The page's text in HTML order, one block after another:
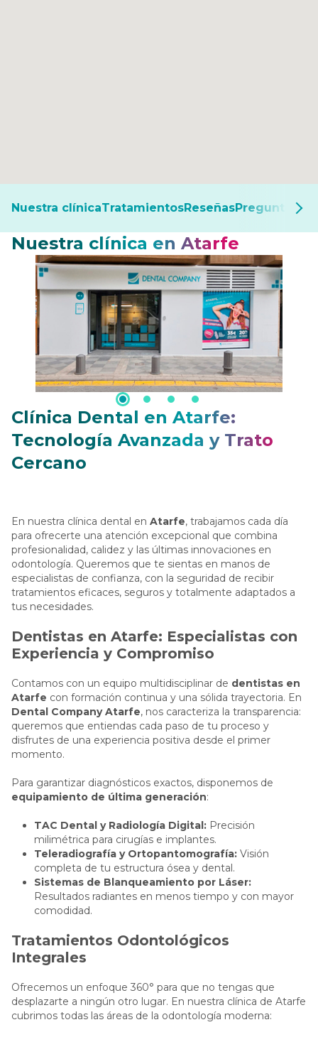
Nuestra clínicaTratamientosReseñasPreguntas
Nuestra clínica en Atarfe
Clínica Dental en Atarfe:
Tecnología Avanzada y Trato
Cercano
En nuestra clínica dental en Atarfe, trabajamos cada día
para ofrecerte una atención excepcional que combina
profesionalidad, calidez y las últimas innovaciones en
odontología. Queremos que te sientas en manos de
especialistas de confianza, con la seguridad de recibir
tratamientos eficaces, seguros y totalmente adaptados a
tus necesidades.
Dentistas en Atarfe: Especialistas con
Experiencia y Compromiso
Contamos con un equipo multidisciplinar de dentistas en
Atarfe con formación continua y una sólida trayectoria. En
Dental Company Atarfe, nos caracteriza la transparencia:
queremos que entiendas cada paso de tu proceso y
disfrutes de una experiencia positiva desde el primer
momento.
Para garantizar diagnósticos exactos, disponemos de
equipamiento de última generación:
TAC Dental y Radiología Digital: Precisión
milimétrica para cirugías e implantes.
Teleradiografía y Ortopantomografía: Visión
completa de tu estructura ósea y dental.
Sistemas de Blanqueamiento por Láser:
Resultados radiantes en menos tiempo y con mayor
comodidad.
Tratamientos Odontológicos
Integrales
Ofrecemos un enfoque 360° para que no tengas que
desplazarte a ningún otro lugar. En nuestra clínica de Atarfe
cubrimos todas las áreas de la odontología moderna: